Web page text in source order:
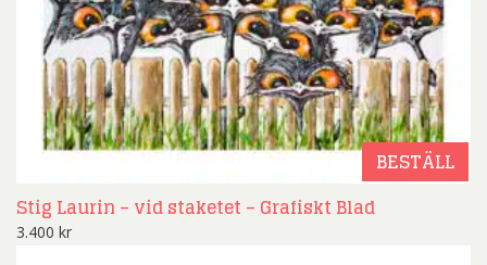
BESTÄLL
Stig Laurin – vid staketet – Grafiskt Blad
3.400 kr